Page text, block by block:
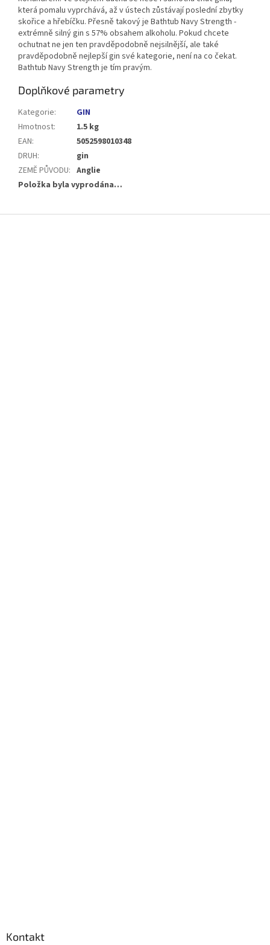
která pomalu vyprchává, až v ústech zůstávají poslední zbytky
skořice a hřebíčku. Přesně takový je Bathtub Navy Strength -
extrémně silný gin s 57% obsahem alkoholu. Pokud chcete
ochutnat ne jen ten pravděpodobně nejsilnější, ale také
pravděpodobně nejlepší gin své kategorie, není na co čekat.
Bathtub Navy Strength je tím pravým.
Doplňkové parametry
Kategorie:
GIN
Hmotnost:
1.5 kg
EAN:
5052598010348
DRUH:
gin
ZEMĚ PŮVODU: Anglie
Položka byla vyprodána…
Kontakt